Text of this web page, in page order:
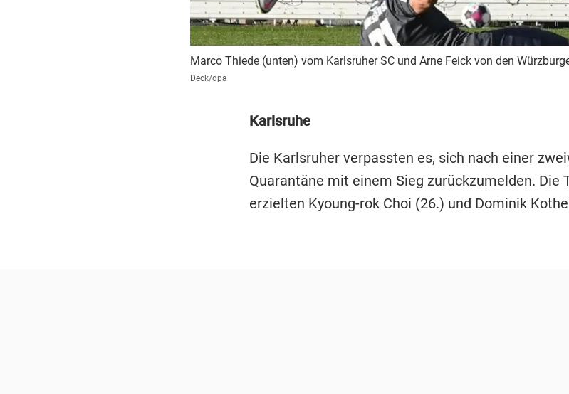
Marco Thiede (unten) vom Karlsruher SC und Arne Feick von den
Deck/dpa
Karlsruhe
Die Karlsruher verpassten es, sich nach einer
Quarantäne mit einem Sieg zurückzumelden. Die
erzielten Kyoung-rok Choi (26.) und Dominik